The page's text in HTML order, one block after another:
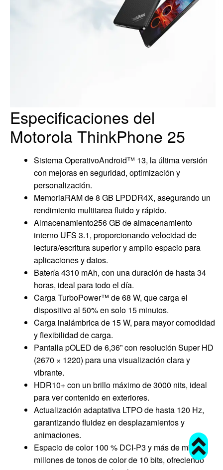
Especificaciones del
Motorola ThinkPhone 25
Sistema OperativoAndroid™ 13, la última versión
con mejoras en seguridad, optimización y
personalización.
MemoriaRAM de 8 GB LPDDR4X, asegurando un
rendimiento multitarea fluido y rápido.
Almacenamiento256 GB de almacenamiento
interno UFS 3.1, proporcionando velocidad de
lectura/escritura superior y amplio espacio para
aplicaciones y datos.
Batería 4310 mAh, con una duración de hasta 34
horas, ideal para todo el día.
Carga TurboPower™ de 68 W, que carga el
dispositivo al 50% en solo 15 minutos.
Carga inalámbrica de 15 W, para mayor comodidad
y flexibilidad de carga.
Pantalla pOLED de 6,36” con resolución Super HD
(2670 × 1220) para una visualización clara y
vibrante.
HDR10+ con un brillo máximo de 3000 nits, ideal
para ver contenido en exteriores.
Actualización adaptativa LTPO de hasta 120 Hz,
garantizando fluidez en desplazamientos y
animaciones.
Espacio de color 100 % DCI-P3 y más de mil
millones de tonos de color de 10 bits, ofreciendo